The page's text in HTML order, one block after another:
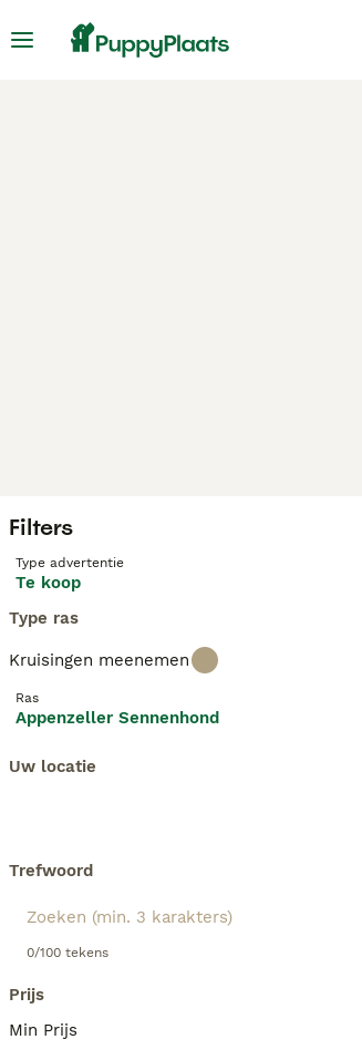
Filters
Type advertentie
Te koop
Type ras
Kruisingen meenemen
Ras
Appenzeller Sennenhond
Uw locatie
Trefwoord
0/100 tekens
Prijs
Min Prijs